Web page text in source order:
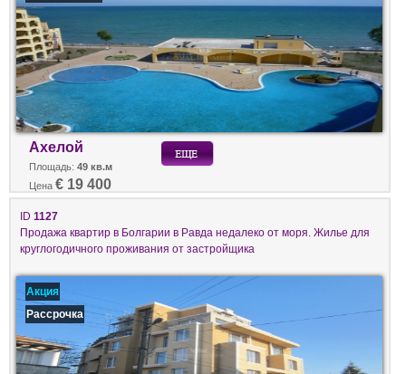
Ахелой
Площадь: 49 кв.м
Цена € 19 400
ID 1127
Продажа квартир в Болгарии в Равда недалеко от моря. Жилье для
круглогодичного проживания от застройщика
Акция
Рассрочка